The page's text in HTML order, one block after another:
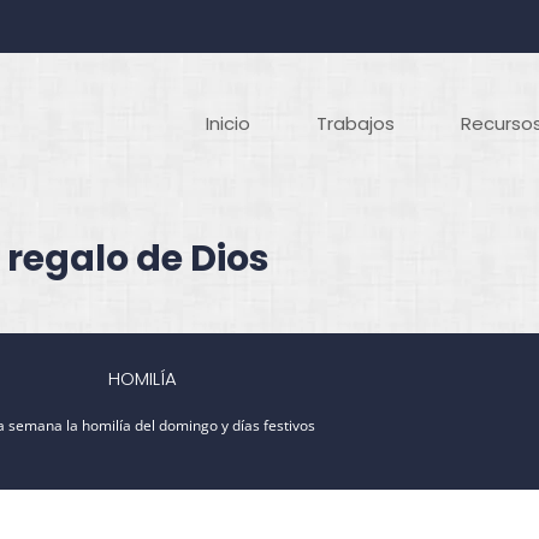
de Dios
Inicio Trabajos
HOMILÍA
semana la homilía del domingo y días festivos